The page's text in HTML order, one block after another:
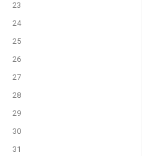
23
24
25
26
27
28
29
30
31